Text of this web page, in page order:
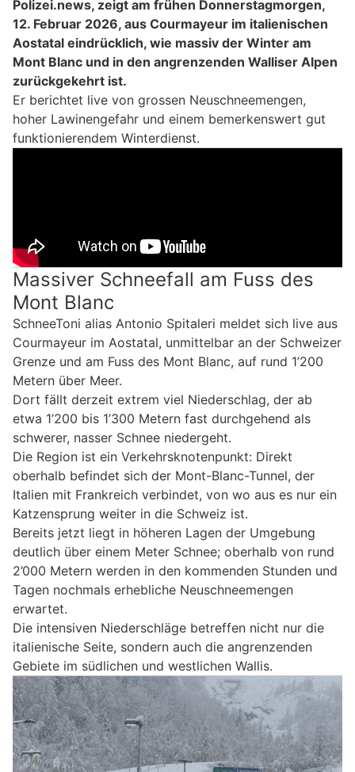
Polizei.news, zeigt am frühen Donnerstagmorgen,
12. Februar 2026, aus Courmayeur im italienischen
Aostatal eindrücklich, wie massiv der Winter am
Mont Blanc und in den angrenzenden Walliser Alpen
zurückgekehrt ist.
Er berichtet live von grossen Neuschneemengen,
hoher Lawinengefahr und einem bemerkenswert gut
funktionierendem Winterdienst.
Massiver Schneefall am Fuss des
Mont Blanc
SchneeToni alias Antonio Spitaleri meldet sich live aus
Courmayeur im Aostatal, unmittelbar an der Schweizer
Grenze und am Fuss des Mont Blanc, auf rund 1’200
Metern über Meer.
Dort fällt derzeit extrem viel Niederschlag, der ab
etwa 1’200 bis 1’300 Metern fast durchgehend als
schwerer, nasser Schnee niedergeht.
Die Region ist ein Verkehrsknotenpunkt: Direkt
oberhalb befindet sich der Mont-Blanc-Tunnel, der
Italien mit Frankreich verbindet, von wo aus es nur ein
Katzensprung weiter in die Schweiz ist.
Bereits jetzt liegt in höheren Lagen der Umgebung
deutlich über einem Meter Schnee; oberhalb von rund
2’000 Metern werden in den kommenden Stunden und
Tagen nochmals erhebliche Neuschneemengen
erwartet.
Die intensiven Niederschläge betreffen nicht nur die
italienische Seite, sondern auch die angrenzenden
Gebiete im südlichen und westlichen Wallis.